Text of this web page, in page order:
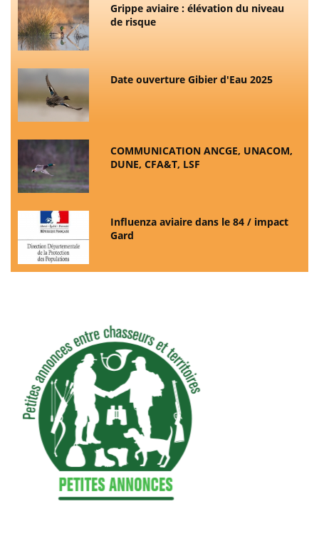
Grippe aviaire : élévation du niveau
de risque
Date ouverture Gibier d'Eau 2025
COMMUNICATION ANCGE, UNACOM,
DUNE, CFA&T, LSF
Influenza aviaire dans le 84 / impact
Gard